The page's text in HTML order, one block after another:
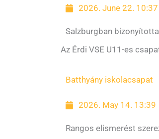
2026. June 22. 10:37
Salzburgban
Az Érdi VSE U11-es
Batthyány iskolacsapat
2026. May 14. 13:39
Rangos elismerést